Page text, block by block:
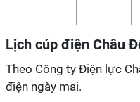
Lịch cúp điện Châu
Theo Công ty Điện lực
điện ngày mai.